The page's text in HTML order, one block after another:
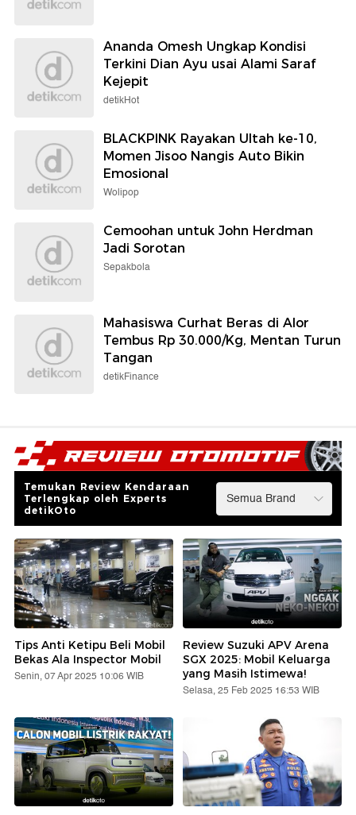
Ananda Omesh Ungkap Kondisi
Terkini Dian Ayu usai Alami Saraf
Kejepit
detikHot
BLACKPINK Rayakan Ultah ke-10,
Momen Jisoo Nangis Auto Bikin
Emosional
Wolipop
Cemoohan untuk John Herdman
Jadi Sorotan
Sepakbola
Mahasiswa Curhat Beras di Alor
Tembus Rp 30.000/Kg, Mentan Turun
Tangan
detikFinance
Temukan Review Kendaraan
Terlengkap oleh Experts
detikOto
Tips Anti Ketipu Beli Mobil
Bekas Ala Inspector Mobil
Senin, 07 Apr 2025 10:06 WIB
Review Suzuki APV Arena
SGX 2025: Mobil Keluarga
yang Masih Istimewa!
Selasa, 25 Feb 2025 16:53 WIB